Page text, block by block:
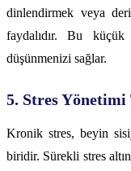
dinlendirmek veya
faydalıdır. Bu
düşünmenizi sağlar.
5. Stres
Kronik stres, beyin
biridir. Sürekli stres